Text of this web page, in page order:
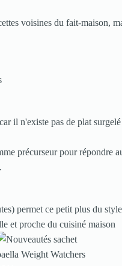
voisines du fait-maison,
il n'existe pas de plat
précurseur pour répondre
permet ce petit plus du
et proche du cuisiné maison